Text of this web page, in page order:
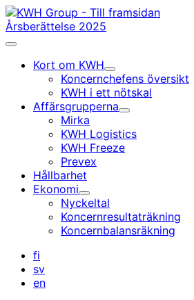
Gå
till
innehållet
Årsberättelse 2025
Huvudmeny
Kort om KWH
Undermeny
Koncernchefens översikt
KWH i ett nötskal
Affärsgrupperna
Undermeny
Mirka
KWH Logistics
KWH Freeze
Prevex
Hållbarhet
Ekonomi
Undermeny
Nyckeltal
Koncernresultaträkning
Koncernbalansräkning
fi
sv
en